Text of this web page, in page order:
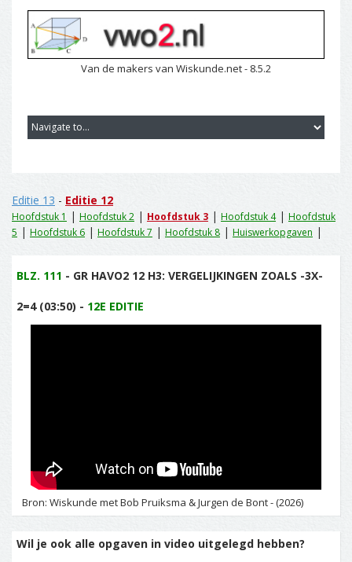
Van de makers van Wiskunde.net - 8.5.2
Editie 13 - Editie 12
Hoofdstuk 1 | Hoofdstuk 2 | Hoofdstuk 3 | Hoofdstuk 4| Hoofdstuk
5 | Hoofdstuk 6 | Hoofdstuk 7 | Hoofdstuk 8 | Huiswerkopgaven |
BLZ. 111 - GR HAVO2 12 H3: VERGELIJKINGEN ZOALS -3X-
2=4 (03:50) - 12E EDITIE
Bron: Wiskunde met Bob Pruiksma & Jurgen de Bont - (2026)
Wil je ook alle opgaven in video uitgelegd hebben?